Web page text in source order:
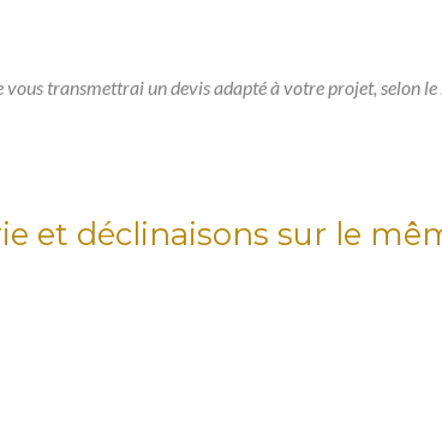
transmettrai un devis adapté à votre projet, selon
et déclinaisons sur le